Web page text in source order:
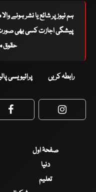
ہم نیوز پر شائع یا نشر ہونے
پیشگی اجازت کسی بھی صورت
حقوق
رابطہ کریں پرائیویسی
Facebook
صفحۂ اول
دنیا
تعلیم